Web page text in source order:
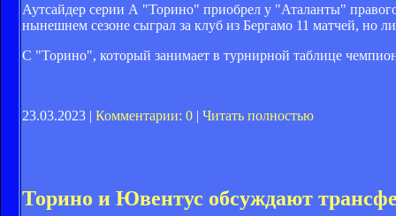
Аутсайдер серии А "Торино" приобрел у "Аталанты"
нынешнем сезоне сыграл за клуб из Бергамо 11 матчей, но
С "Торино", который занимает в турнирной таблице
23.03.2023 | Комментарии: 0 | Читать полностью
Торино и Ювентус обсуждают